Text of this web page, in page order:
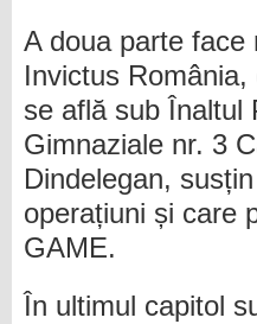
A doua parte face
Invictus
se află sub Înaltul
Gimnaziale nr. 3
Dindelegan,
operațiuni și care
GAME.
În ultimul capitol